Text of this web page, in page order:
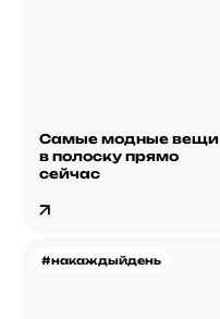
Самые модные вещи
в полоску прямо
сейчас
#накаждыйдень